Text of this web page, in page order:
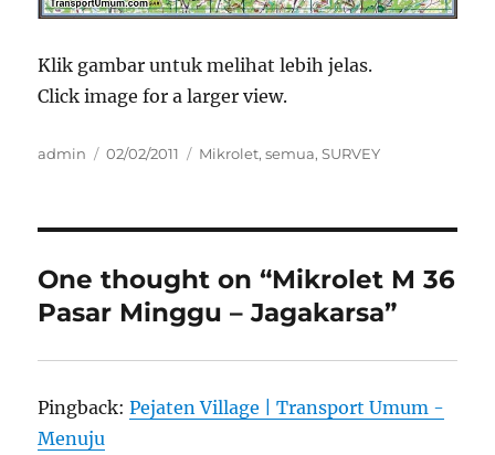
Klik gambar untuk melihat lebih jelas.
Click image for a larger view.
Author
admin
Posted
02/02/2011 Categories
Mikrolet,semua,SURVEY
One thought on “Mikrolet M 36
Pasar Minggu – Jagakarsa”
Pingback:Pejaten Village | Transport Umum -
Menuju